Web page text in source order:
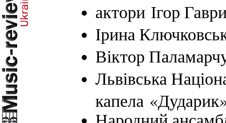
актори Ігор
Ірина
Віктор
Львівська
капела